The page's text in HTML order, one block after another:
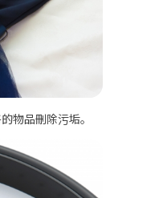
物品刪除污垢。